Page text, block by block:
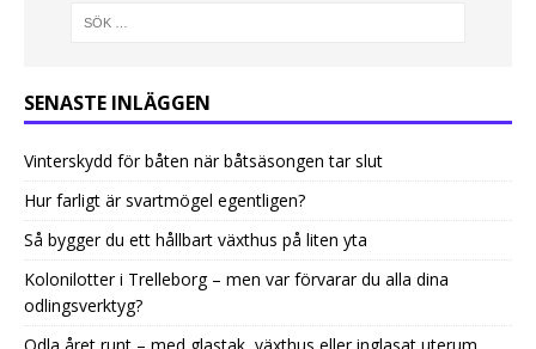
SENASTE INLÄGGEN
Vinterskydd för båten när båtsäsongen tar slut
Hur farligt är svartmögel egentligen?
Så bygger du ett hållbart växthus på liten yta
Kolonilotter i Trelleborg – men var förvarar du alla dina
odlingsverktyg?